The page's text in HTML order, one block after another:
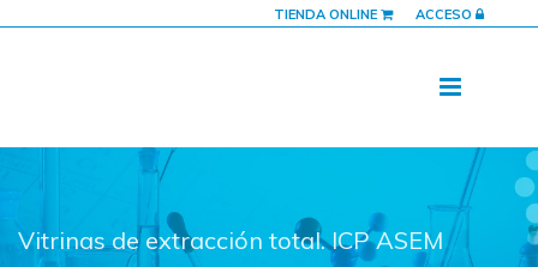
TIENDA ONLINE ACCESO
Vitrinas de extracción total. ICP ASEM